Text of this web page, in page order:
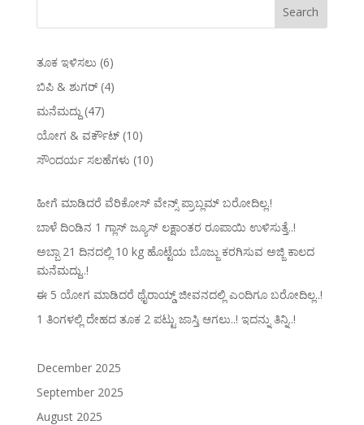
ತೂಕ ಇಳಿಸಲು (6)
ಬಿಪಿ & ಶುಗರ್(4)
ಮನೆಮದ್ದು (47)
ಯೋಗ & ವರ್ಕೌಟ್(10)
ಸೌಂದರ್ಯ ಸಲಹೆಗಳು (10)
ಹೀಗೆ ಮಾಡಿದರೆ ವೆರಿಕೋಸ್‌ ವೇನ್ಸ್‌ ಪ್ರಾಬ್ಲಮ್‌ ಬರೋದಿಲ್ಲ.!
ಬಾಳೆ ದಿಂಡಿನ 1 ಗ್ಲಾಸ್ ಜ್ಯೂಸ್ ಲಕ್ಷಾಂತರ ರೂಪಾಯಿ ಉಳಿಸುತ್ತೆ..!
ಅಬ್ಬಾ 21 ದಿನದಲ್ಲಿ 10 kg ಹೊಟ್ಟೆಯ ಬೊಜ್ಜು ಕರಗಿಸುವ ಅಜ್ಜಿ ಕಾಲದ
ಮನೆಮದ್ದು..!
ಈ 5 ಯೋಗ ಮಾಡಿದರೆ ಥೈರಾಯ್ಡ್‌ ಜೀವನದಲ್ಲಿ ಎಂದಿಗೂ ಬರೋದಿಲ್ಲ..!
1 ತಿಂಗಳಲ್ಲಿ ದೇಹದ ತೂಕ 2 ಪಟ್ಟು ಜಾಸ್ತಿ ಆಗಲು..! ಇದನ್ನು ತಿನ್ನಿ..!
December 2025
September 2025
August 2025